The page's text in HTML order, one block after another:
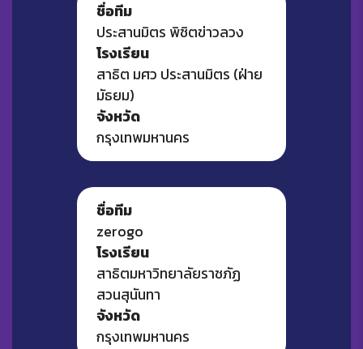
ชื่อทีม
ประสานมิตร พิชิตข่าวลวง
โรงเรียน
สาธิต มศว ประสานมิตร (ฝ่าย
มัธยม)
จังหวัด
กรุงเทพมหานคร
ชื่อทีม
zerogo
โรงเรียน
สาธิตมหาวิทยาลัยราชภัฏ
สวนสุนันทา
จังหวัด
กรุงเทพมหานคร